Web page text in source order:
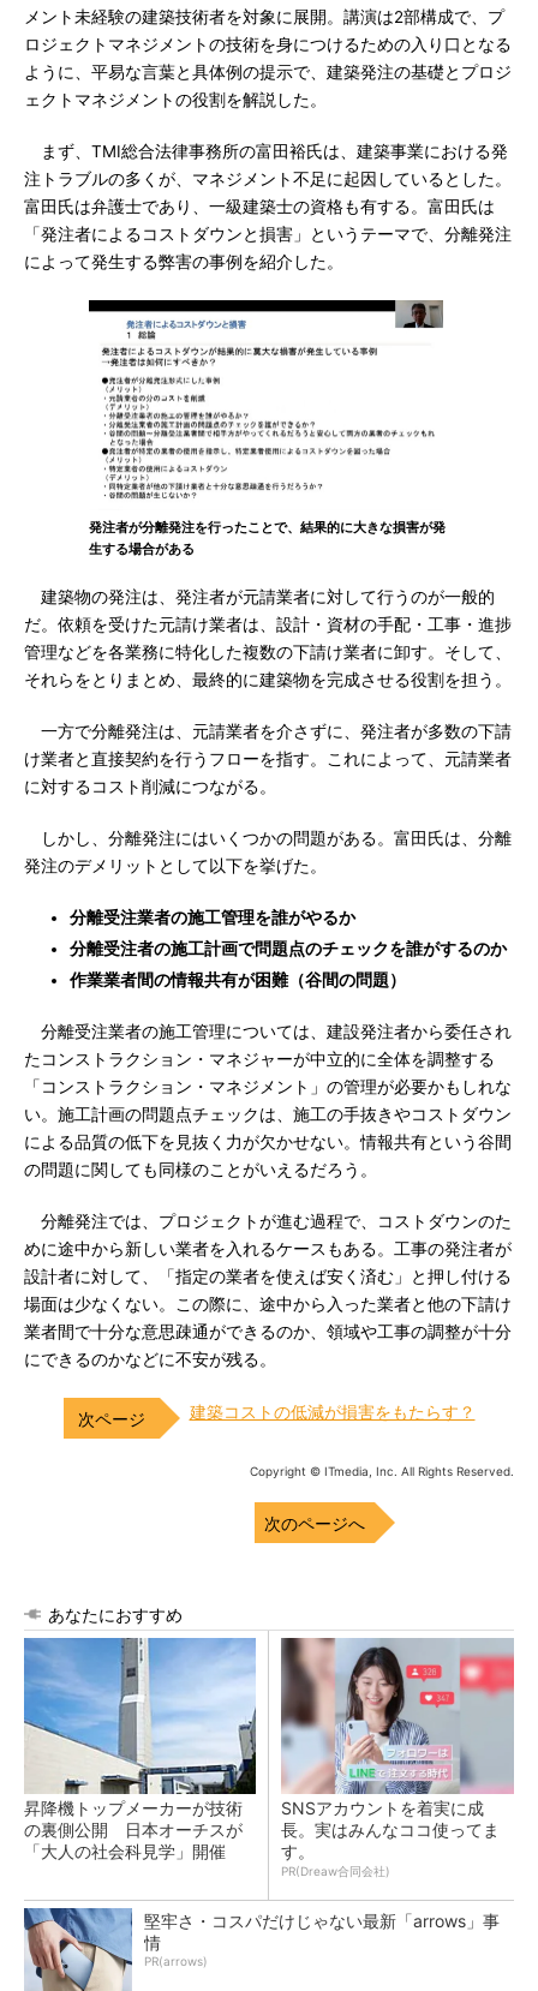
メント未経験の建築技術者を対象に展開。講演は2部構成で、プ
ロジェクトマネジメントの技術を身につけるための入り口となる
ように、平易な言葉と具体例の提示で、建築発注の基礎とプロジ
ェクトマネジメントの役割を解説した。
まず、TMI総合法律事務所の富田裕氏は、建築事業における発
注トラブルの多くが、マネジメント不足に起因しているとした。
富田氏は弁護士であり、一級建築士の資格も有する。富田氏は
「発注者によるコストダウンと損害」というテーマで、分離発注
によって発生する弊害の事例を紹介した。
発注者が分離発注を行ったことで、結果的に大きな損害が発
生する場合がある
建築物の発注は、発注者が元請業者に対して行うのが一般的
だ。依頼を受けた元請け業者は、設計・資材の手配・工事・進捗
管理などを各業務に特化した複数の下請け業者に卸す。そして、
それらをとりまとめ、最終的に建築物を完成させる役割を担う。
一方で分離発注は、元請業者を介さずに、発注者が多数の下請
け業者と直接契約を行うフローを指す。これによって、元請業者
に対するコスト削減につながる。
しかし、分離発注にはいくつかの問題がある。富田氏は、分離
発注のデメリットとして以下を挙げた。
分離受注業者の施工管理を誰がやるか
分離受注者の施工計画で問題点のチェックを誰がするのか
作業業者間の情報共有が困難（谷間の問題）
分離受注業者の施工管理については、建設発注者から委任され
たコンストラクション・マネジャーが中立的に全体を調整する
「コンストラクション・マネジメント」の管理が必要かもしれな
い。施工計画の問題点チェックは、施工の手抜きやコストダウン
による品質の低下を見抜く力が欠かせない。情報共有という谷間
の問題に関しても同様のことがいえるだろう。
分離発注では、プロジェクトが進む過程で、コストダウンのた
めに途中から新しい業者を入れるケースもある。工事の発注者が
設計者に対して、「指定の業者を使えば安く済む」と押し付ける
場面は少なくない。この際に、途中から入った業者と他の下請け
業者間で十分な意思疎通ができるのか、領域や工事の調整が十分
にできるのかなどに不安が残る。
建築コストの低減が損害をもたらす？
Copyright © ITmedia, Inc. All Rights Reserved.
次のページへ
あなたにおすすめ
昇降機トップメーカーが技術
の裏側公開 日本オーチスが
「大人の社会科見学」開催
SNSアカウントを着実に成
長。実はみんなココ使ってま
す。
PR(Dreaw合同会社)
堅牢さ・コスパだけじゃない最新「arrows」事
情
PR(arrows)